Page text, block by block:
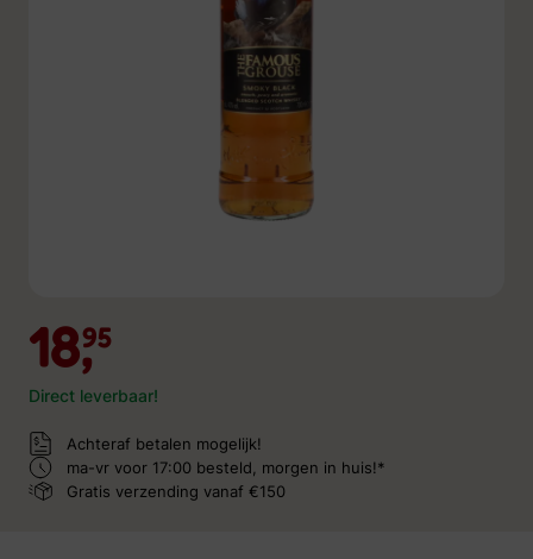
18,95
Direct leverbaar!
Achteraf betalen mogelijk!
ma-vr voor 17:00 besteld, morgen in huis!*
Gratis verzending vanaf €150